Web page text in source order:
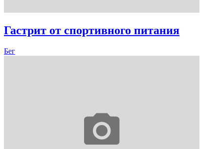
Гастрит от спортивного питания
Бег